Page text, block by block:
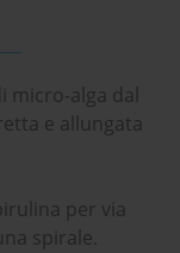
micro-alga dal
e allungata
per via
spirale.